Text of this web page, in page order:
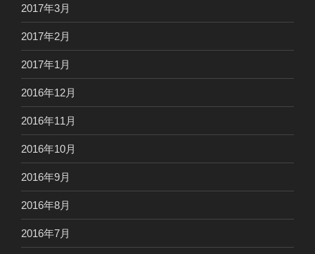
2017年3月
2017年2月
2017年1月
2016年12月
2016年11月
2016年10月
2016年9月
2016年8月
2016年7月